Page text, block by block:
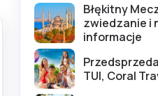
Błękitny
zwiedzanie i
informacje
TUI, Coral